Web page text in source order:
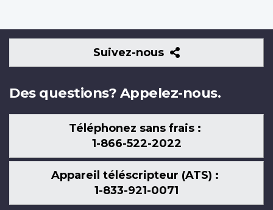
Suivez-nous
Suivez-
nous
Des questions? Appelez-nous.
Téléphonez sans frais :
1-866-522-2022
Appareil téléscripteur (ATS) :
1-833-921-0071